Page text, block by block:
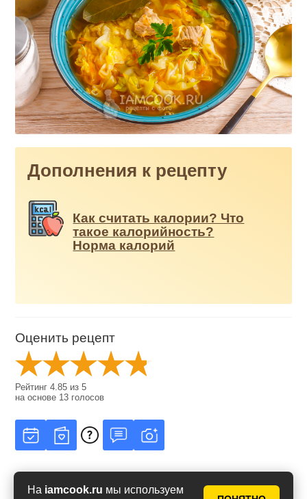
На iamcook.ru мы используем
Дополнения к рецепту
Как считать калории? Что
такое калорийность?
Норма калорий
Оценить рецепт
Рейтинг4.85 из5
на основе 13 голосов